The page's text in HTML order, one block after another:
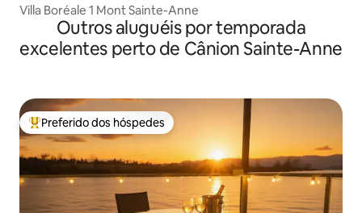
Villa Boréale 1 Mont Sainte-Anne
Outros aluguéis por temporada
excelentes perto de Cânion Sainte-Anne
Entre os melhores preferidos dos hóspedes
Preferido dos hóspedes